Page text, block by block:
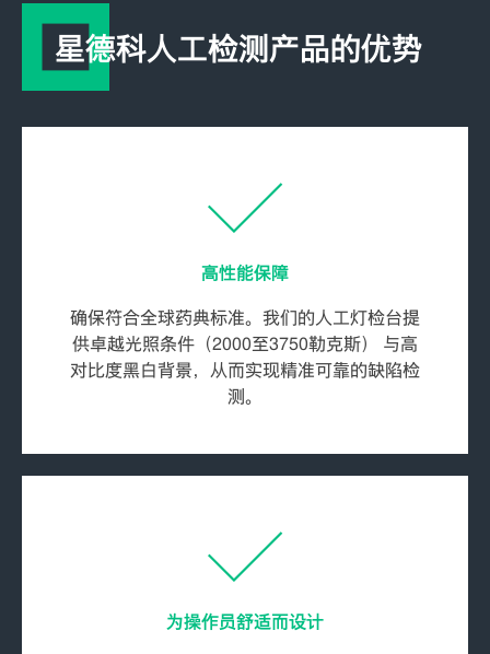
星德科人工检测产品的优势
高性能保障
确保符合全球药典标准。我们的人工灯检台提
供卓越光照条件（2000至3750勒克斯） 与高
对比度黑白背景，从而实现精准可靠的缺陷检
测。
为操作员舒适而设计